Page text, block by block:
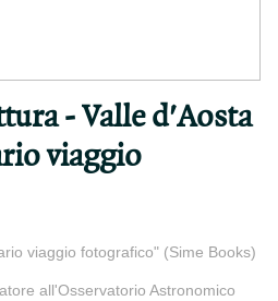
- Valle d'Aosta
viaggio
viaggio fotografico" (Sime Books)
all'Osservatorio Astronomico